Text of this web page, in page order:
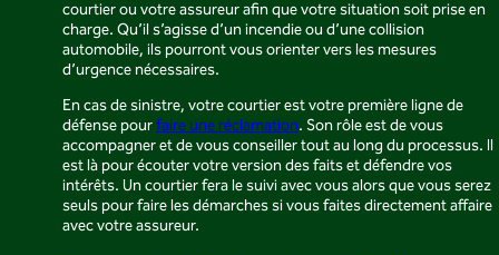
courtier ou votre assureur afin que votre situation soit prise en
charge. Qu’il s’agisse d’un incendie ou d’une collision
automobile, ils pourront vous orienter vers les mesures
d’urgence nécessaires.
En cas de sinistre, votre courtier est votre première ligne de
défense pourfaire une réclamation. Son rôle est de vous
accompagner et de vous conseiller tout au long du processus. Il
est là pour écouter votre version des faits et défendre vos
intérêts. Un courtier fera le suivi avec vous alors que vous serez
seuls pour faire les démarches si vous faites directement affaire
avec votre assureur.